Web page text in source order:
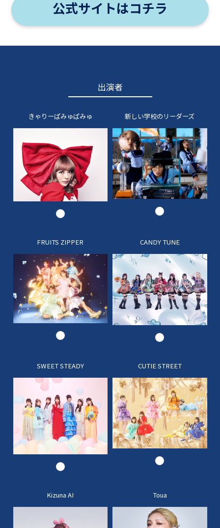
公式サイトはコチラ
出演者
きゃりーぱみゅぱみゅ 新しい学校のリーダーズ
FRUITS ZIPPER CANDY TUNE
SWEET STEADY CUTIE STREET
Kizuna AI Toua